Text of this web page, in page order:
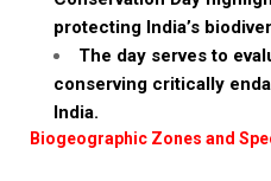
protecting India’s
The day serves to
conserving critically
India.
Biogeographic Zones and